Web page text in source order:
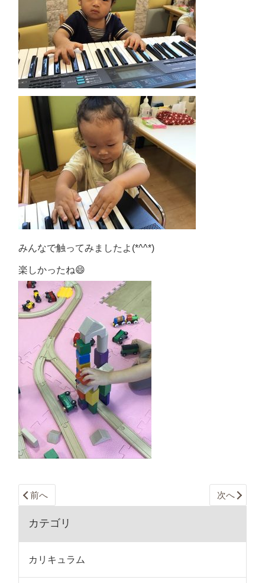
みんなで触ってみましたよ(*^^*)
楽しかったね😄
前へ 次へ
カテゴリ
カリキュラム